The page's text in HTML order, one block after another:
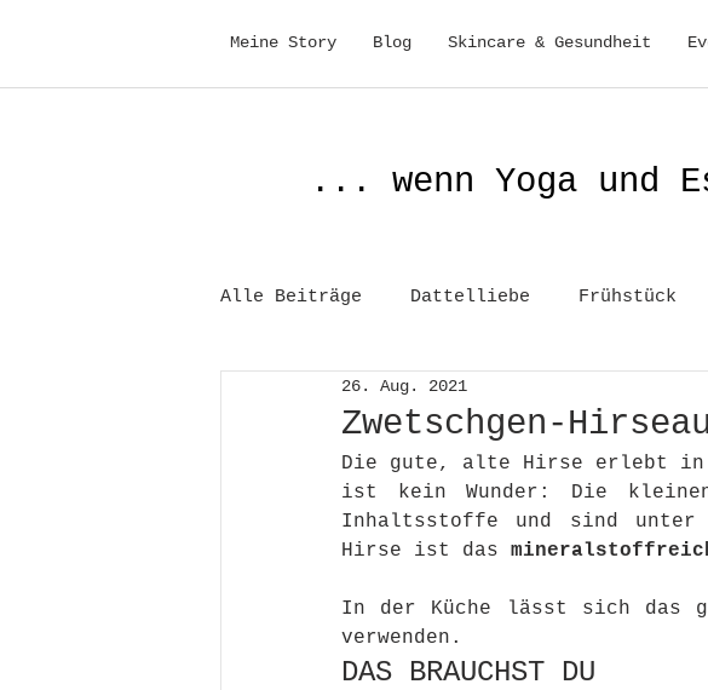
Meine Story Blog Skincare & Gesundheit
... wenn Yoga und
Alle Beiträge Dattelliebe Frühstück
Gesundheit
Zwetschgen-
26. Aug. 2021
Die gute, alte Hirse erlebt in
ist kein Wunder: Die
Inhaltsstoffe und sind unter
Hirse ist das
In der Küche lässt sich das
verwenden.
DAS BRAUCHST DU